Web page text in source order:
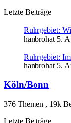
Letzte Beiträge
Ruhrgebiet:
hanbrohat 5.
Ruhrgebiet:
hanbrohat 5.
Köln/Bonn
376 Themen , 19k
Letzte Beiträge